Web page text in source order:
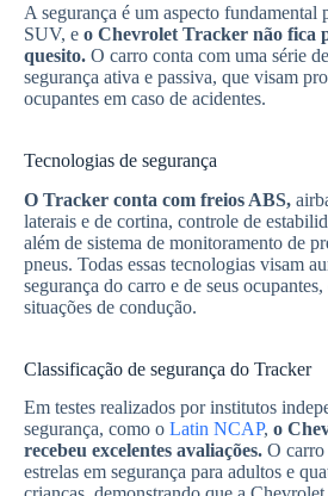
A segurança é um aspecto fundamental
SUV, e o Chevrolet Tracker não fica
quesito. O carro conta com uma série
segurança ativa e passiva, que visam
ocupantes em caso de acidentes.
Tecnologias de segurança
O Tracker conta com freios ABS,
laterais e de cortina, controle de
além de sistema de monitoramento de
pneus. Todas essas tecnologias visam
segurança do carro e de seus
situações de condução.
Classificação de segurança do Tracker
Em testes realizados por institutos
segurança, como o Latin NCAP, o
recebeu excelentes avaliações. O
estrelas em segurança para adultos e